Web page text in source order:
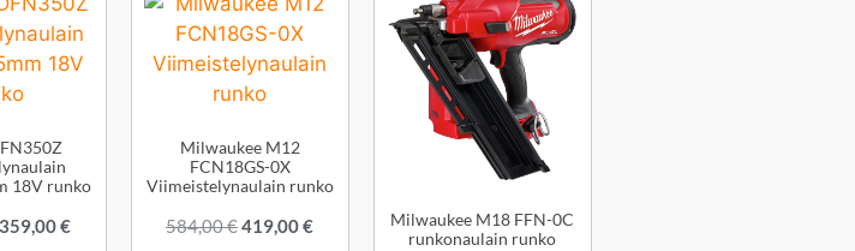
18V runko
359,00€
Milwaukee M12
FCN18GS-0X
Viimeistelynaulain runko
584,00€419,00€
Milwaukee M18 FFN-0C
runkonaulain runko